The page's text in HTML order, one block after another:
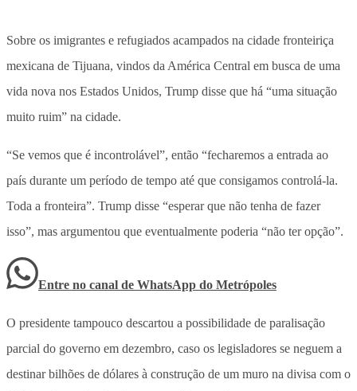
Sobre os imigrantes e refugiados acampados na cidade fronteiriça
mexicana de Tijuana, vindos da América Central em busca de uma
vida nova nos Estados Unidos, Trump disse que há “uma situação
muito ruim” na cidade.
“Se vemos que é incontrolável”, então “fecharemos a entrada ao
país durante um período de tempo até que consigamos controlá-la.
Toda a fronteira”. Trump disse “esperar que não tenha de fazer
isso”, mas argumentou que eventualmente poderia “não ter opção”.
Entre no canal de WhatsApp do Metrópoles
O presidente tampouco descartou a possibilidade de paralisação
parcial do governo em dezembro, caso os legisladores se neguem a
destinar bilhões de dólares à construção de um muro na divisa com o